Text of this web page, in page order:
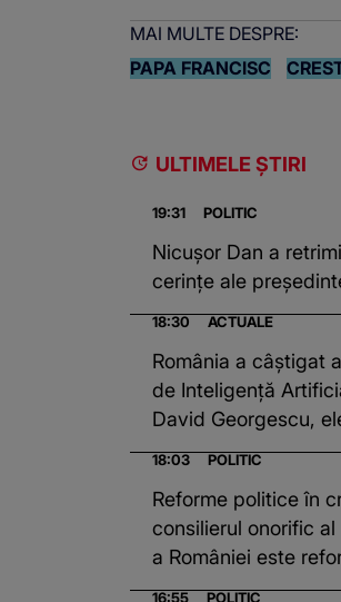
MAI MULTE DESPRE:
PAPA FRANCISC
ULTIMELE ȘTIRI
19:31 POLITIC
Nicușor Dan a
cerințe ale
18:30 ACTUALE
România a câștigat
de Inteligență
David Georgescu,
18:03 POLITIC
Reforme politice în
consilierul onorific
a României este
16:55 POLITIC